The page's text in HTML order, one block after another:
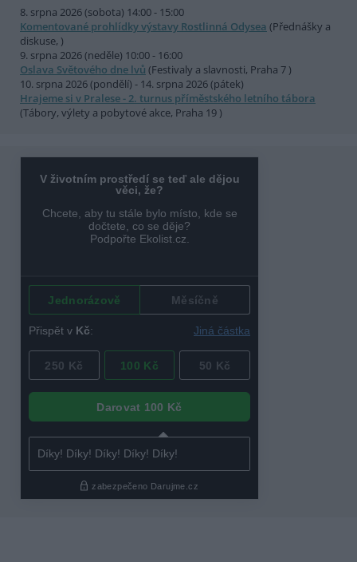
8. srpna 2026 (sobota) 14:00 - 15:00
Komentované prohlídky výstavy Rostlinná Odysea (Přednášky a
diskuse, )
9. srpna 2026 (neděle) 10:00 - 16:00
Oslava Světového dne lvů (Festivaly a slavnosti, Praha 7 )
10. srpna 2026 (pondělí) - 14. srpna 2026 (pátek)
Hrajeme si v Pralese - 2. turnus příměstského letního tábora
(Tábory, výlety a pobytové akce, Praha 19 )